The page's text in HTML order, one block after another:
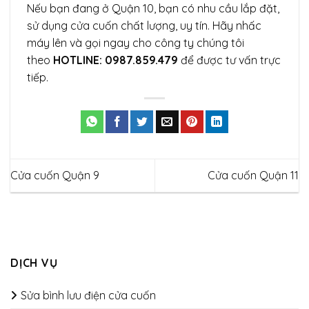
Nếu bạn đang ở Quận 10, bạn có nhu cầu lắp đặt,
sử dụng cửa cuốn chất lượng, uy tín. Hãy nhấc
máy lên và gọi ngay cho công ty chúng tôi
theo HOTLINE: 0987.859.479 để được tư vấn trực
tiếp.
Cửa cuốn Quận 9 Cửa cuốn Quận 11
DỊCH VỤ
Sửa bình lưu điện cửa cuốn